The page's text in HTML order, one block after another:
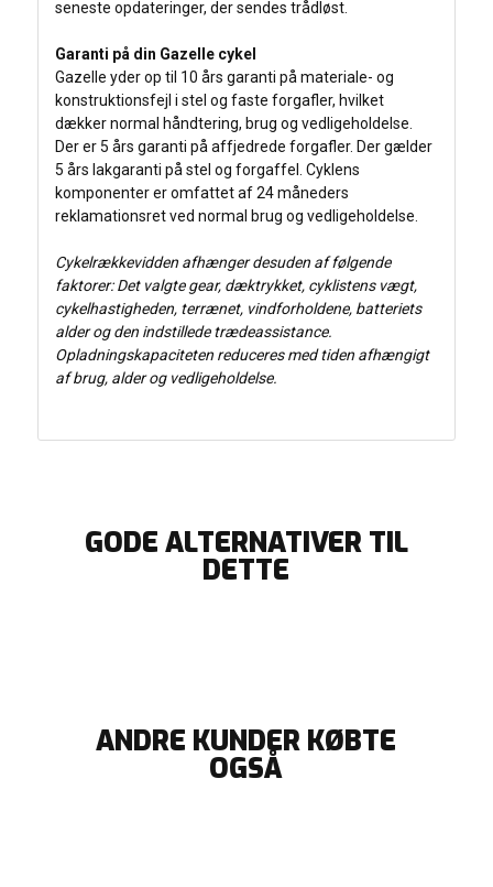
seneste opdateringer, der sendes trådløst.
Garanti på din Gazelle cykel
Gazelle yder op til 10 års garanti på materiale- og
konstruktionsfejl i stel og faste forgafler, hvilket
dækker normal håndtering, brug og vedligeholdelse.
Der er 5 års garanti på affjedrede forgafler. Der gælder
5 års lakgaranti på stel og forgaffel. Cyklens
komponenter er omfattet af 24 måneders
reklamationsret ved normal brug og vedligeholdelse.
Cykelrækkevidden afhænger desuden af følgende
faktorer: Det valgte gear, dæktrykket, cyklistens vægt,
cykelhastigheden, terrænet, vindforholdene, batteriets
alder og den indstillede trædeassistance.
Opladningskapaciteten reduceres med tiden afhængigt
af brug, alder og vedligeholdelse.
GODE ALTERNATIVER TIL
DETTE
ANDRE KUNDER KØBTE
OGSÅ